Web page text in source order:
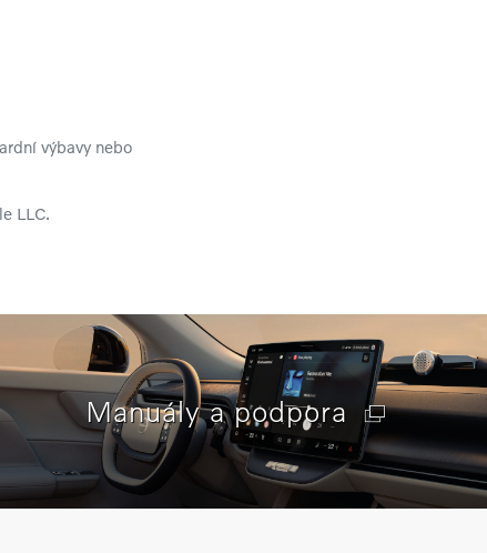
výbavy nebo
LLC.
Manuály a podpora